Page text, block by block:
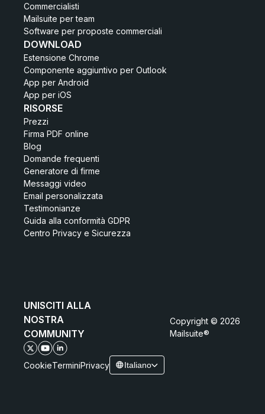
Commercialisti
Mailsuite per team
Software per proposte commerciali
DOWNLOAD
Estensione Chrome
Componente aggiuntivo per Outlook
App per Android
App per iOS
RISORSE
Prezzi
Firma PDF online
Blog
Domande frequenti
Generatore di firme
Messaggi video
Email personalizzata
Testimonianze
Guida alla conformità GDPR
Centro Privacy e Sicurezza
UNISCITI ALLA
NOSTRA
COMMUNITY
Copyright © 2026
Mailsuite®
CookieTerminiPrivacy Italiano